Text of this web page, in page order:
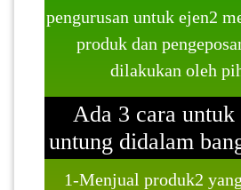
pengurusan untuk ejen2
produk dan
dilakukan oleh
Ada 3 cara untuk
untung didalam
1-Menjual produk2
PAHANG(13)
KELANTAN(22)